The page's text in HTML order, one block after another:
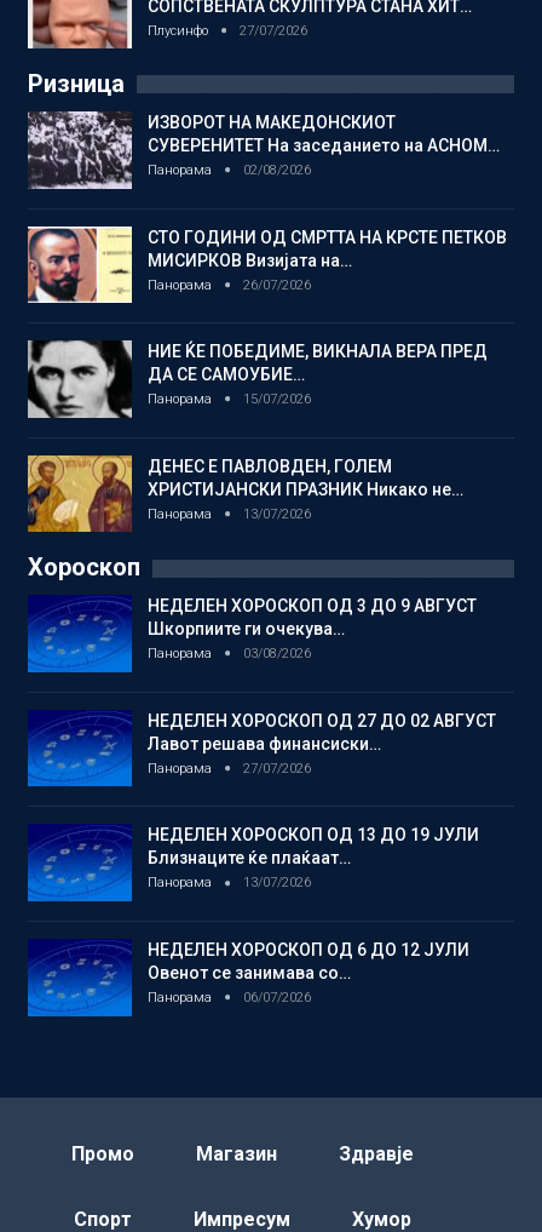
СОПСТВЕНАТА СКУЛПТУРА СТАНА ХИТ…
Плусинфо 27/07/2026
Ризница
ИЗВОРОТ НА МАКЕДОНСКИОТ
СУВЕРЕНИТЕТ На заседанието на АСНОМ…
Панорама 02/08/2026
СТО ГОДИНИ ОД СМРТТА НА КРСТЕ ПЕТКОВ
МИСИРКОВ Визијата на…
Панорама 26/07/2026
НИЕ ЌЕ ПОБЕДИМЕ, ВИКНАЛА ВЕРА ПРЕД
ДА СЕ САМОУБИЕ…
Панорама 15/07/2026
ДЕНЕС Е ПАВЛОВДЕН, ГОЛЕМ
ХРИСТИЈАНСКИ ПРАЗНИК Никако не…
Панорама 13/07/2026
Хороскоп
НЕДЕЛЕН ХОРОСКОП ОД 3 ДО 9 АВГУСТ
Шкорпиите ги очекува…
Панорама 03/08/2026
НЕДЕЛЕН ХОРОСКОП ОД 27 ДО 02 АВГУСТ
Лавот решава финансиски…
Панорама 27/07/2026
НЕДЕЛЕН ХОРОСКОП ОД 13 ДО 19 ЈУЛИ
Близнаците ќе плаќаат…
Панорама 13/07/2026
НЕДЕЛЕН ХОРОСКОП ОД 6 ДО 12 ЈУЛИ
Овенот се занимава со…
Панорама 06/07/2026
Промо Магазин Здравје
Спорт Импресум Хумор